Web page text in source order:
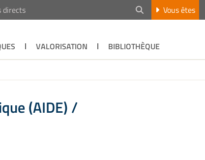
directs Vous êtes
VALORISATION
BIBLIOTHÈQUE
(AIDE) /